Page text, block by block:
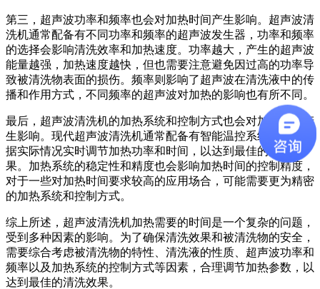
第三，超声波功率和频率也会对加热时间产生影响。超声波清
洗机通常配备有不同功率和频率的超声波发生器，功率和频率
的选择会影响清洗效率和加热速度。功率越大，产生的超声波
能量越强，加热速度越快，但也需要注意避免因过高的功率导
致被清洗物表面的损伤。频率则影响了超声波在清洗液中的传
播和作用方式，不同频率的超声波对加热的影响也有所不同。
最后，超声波清洗机的加热系统和控制方式也会对加热时间产
生影响。现代超声波清洗机通常配备有智能温控系统，能够根
据实际情况实时调节加热功率和时间，以达到最佳的清洗效
果。加热系统的稳定性和精度也会影响加热时间的控制精度，
对于一些对加热时间要求较高的应用场合，可能需要更为精密
的加热系统和控制方式。
综上所述，超声波清洗机加热需要的时间是一个复杂的问题，
受到多种因素的影响。为了确保清洗效果和被清洗物的安全，
需要综合考虑被清洗物的特性、清洗液的性质、超声波功率和
频率以及加热系统的控制方式等因素，合理调节加热参数，以
达到最佳的清洗效果。